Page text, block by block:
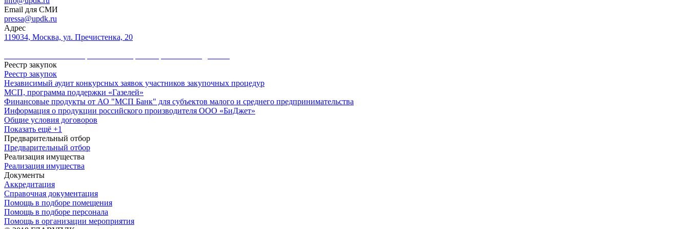
Email для СМИ
pressa@updk.ru
Адрес
119034, Москва, ул. Пречистенка, 20
Реестр закупок
Реестр закупок
Независимый аудит конкурсных заявок участников закупочных процедур
МСП, программа поддержки «Газелей»
Финансовые продукты от АО "МСП Банк" для субъектов малого и среднего предпринимательства
Информация о продукции российского производителя ООО «БиДжет»
Общие условия договоров
Показать ещё +1
Предварительный отбор
Предварительный отбор
Реализация имущества
Реализация имущества
Документы
Аккредитация
Справочная документация
Помощь в подборе помещения
Помощь в подборе персонала
Помощь в организации мероприятия